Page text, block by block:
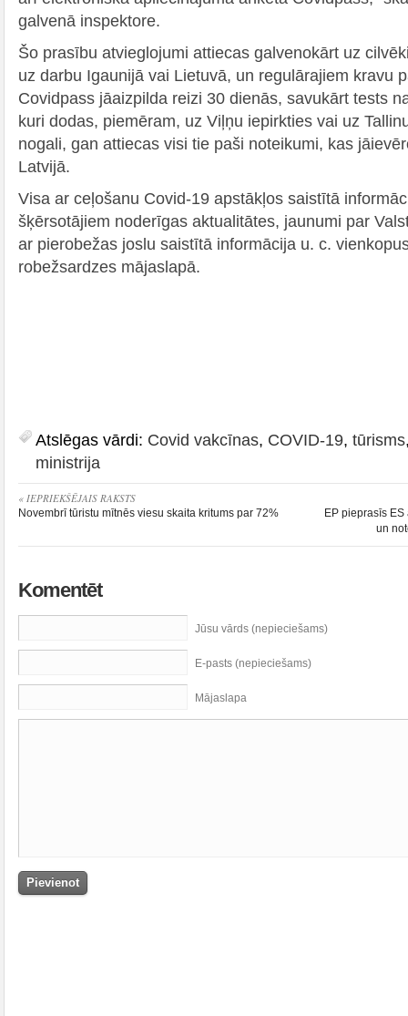
galvenā inspektore.
Šo prasību atvieglojumi attiecas galvenokārt uz
uz darbu Igaunijā vai Lietuvā, un regulārajiem kravu
Covidpass jāaizpilda reizi 30 dienās, savukārt tests
kuri dodas, piemēram, uz Viļņu iepirkties vai uz
nogali, gan attiecas visi tie paši noteikumi, kas
Latvijā.
Visa ar ceļošanu Covid-19 apstākļos saistītā
šķērsotājiem noderīgas aktualitātes, jaunumi par
ar pierobežas joslu saistītā informācija u. c.
robežsardzes mājaslapā.
Atslēgas vārdi: Covid vakcīnas, COVID-19, tūrisms
ministrija
« IEPRIEKŠĒJAIS RAKSTS
Novembrī tūristu mītnēs viesu skaita kritums par 72%
EP pieprasīs ES
un
Komentēt
Jūsu vārds (nepieciešams)
E-pasts (nepieciešams)
Mājaslapa